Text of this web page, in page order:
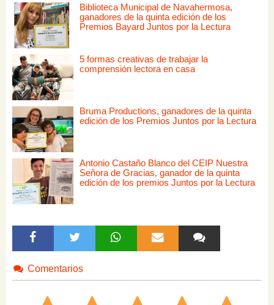
Biblioteca Municipal de Navahermosa,
ganadores de la quinta edición de los
Premios Bayard Juntos por la Lectura
5 formas creativas de trabajar la
comprensión lectora en casa
Bruma Productions, ganadores de la quinta
edición de los Premios Juntos por la Lectura
Antonio Castaño Blanco del CEIP Nuestra
Señora de Gracias, ganador de la quinta
edición de los premios Juntos por la Lectura
Comentarios